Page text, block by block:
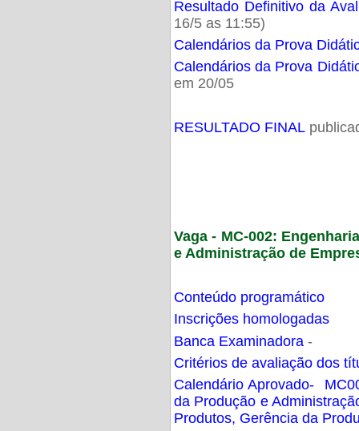
Resultado Definitivo da
16/5 as 11:55)
Calendários da Prova
Calendários da Prova
em 20/05
RESULTADO FINAL
Vaga - MC-002:
e Administração de
Conteúdo programático
Inscrições homologadas
Banca Examinadora -
Critérios de avaliação dos
Calendário Aprovado-
da Produção e
Produtos, Gerência da